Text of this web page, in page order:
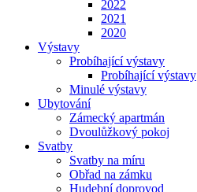
2022
2021
2020
Výstavy
Probíhající výstavy
Probíhající výstavy
Minulé výstavy
Ubytování
Zámecký apartmán
Dvoulůžkový pokoj
Svatby
Svatby na míru
Obřad na zámku
Hudební doprovod